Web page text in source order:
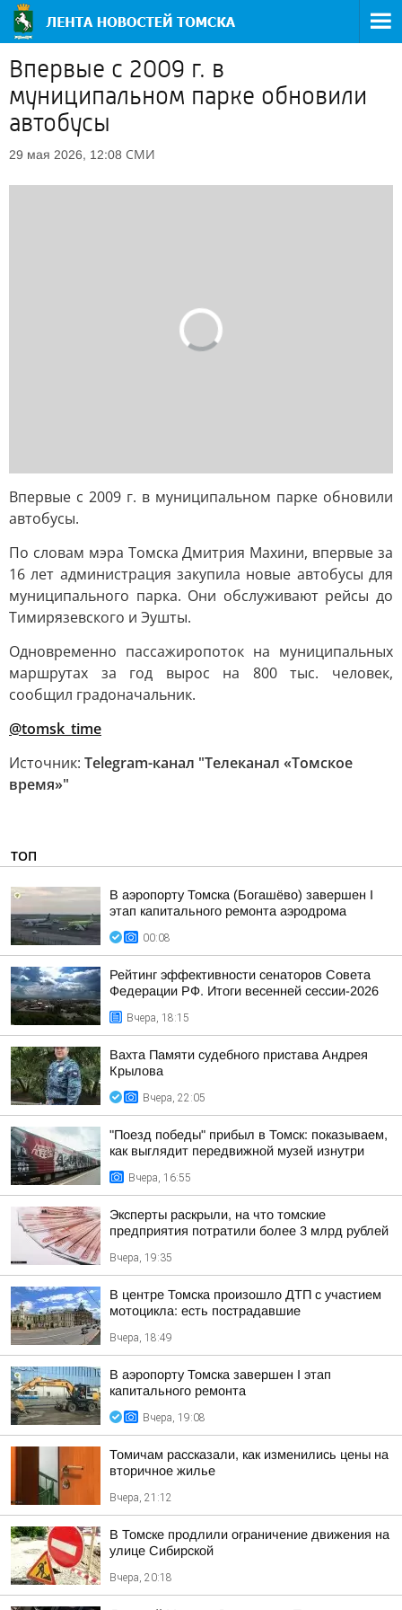
Впервые с 2009 г. в
муниципальном парке обновили
автобусы
29 мая 2026, 12:08 СМИ
Впервые с 2009 г. в муниципальном парке обновили
автобусы.
По словам мэра Томска Дмитрия Махини, впервые за
16 лет администрация закупила новые автобусы для
муниципального парка. Они обслуживают рейсы до
Тимирязевского и Эушты.
Одновременно пассажиропоток на муниципальных
маршрутах за год вырос на 800 тыс. человек,
сообщил градоначальник.
@tomsk_time
Источник: Telegram-канал "Телеканал «Томское
время»"
ТОП
В аэропорту Томска (Богашёво) завершен I
этап капитального ремонта аэродрома
00:08
Рейтинг эффективности сенаторов Совета
Федерации РФ. Итоги весенней сессии-2026
Вчера, 18:15
Вахта Памяти судебного пристава Андрея
Крылова
Вчера, 22:05
"Поезд победы" прибыл в Томск: показываем,
как выглядит передвижной музей изнутри
Вчера, 16:55
Эксперты раскрыли, на что томские
предприятия потратили более 3 млрд рублей
Вчера, 19:35
В центре Томска произошло ДТП с участием
мотоцикла: есть пострадавшие
Вчера, 18:49
В аэропорту Томска завершен I этап
капитального ремонта
Вчера, 19:08
Томичам рассказали, как изменились цены на
вторичное жилье
Вчера, 21:12
В Томске продлили ограничение движения на
улице Сибирской
Вчера, 20:18